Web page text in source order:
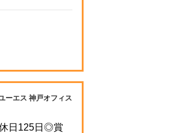
ーエス 神戸オフィス
日125日◎賞